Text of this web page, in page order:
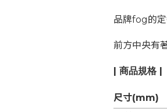
品牌fog的
前方中央有
| 商品規格 |
尺寸(mm)